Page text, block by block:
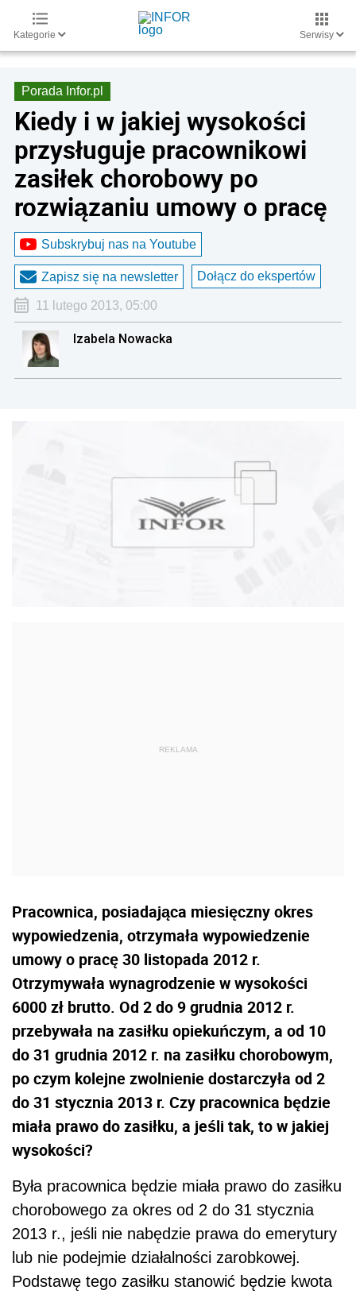
Kategorie Serwisy
Porada Infor.pl
Kiedy i w jakiej wysokości
przysługuje pracownikowi
zasiłek chorobowy po
rozwiązaniu umowy o pracę
Subskrybuj nas na Youtube
Zapisz się na newsletter Dołącz do ekspertów
11 lutego 2013, 05:00
Izabela Nowacka
Pracownica, posiadająca miesięczny okres
wypowiedzenia, otrzymała wypowiedzenie
umowy o pracę 30 listopada 2012 r.
Otrzymywała wynagrodzenie w wysokości
6000 zł brutto. Od 2 do 9 grudnia 2012 r.
przebywała na zasiłku opiekuńczym, a od 10
do 31 grudnia 2012 r. na zasiłku chorobowym,
po czym kolejne zwolnienie dostarczyła od 2
do 31 stycznia 2013 r. Czy pracownica będzie
miała prawo do zasiłku, a jeśli tak, to w jakiej
wysokości?
Była pracownica będzie miała prawo do zasiłku
chorobowego za okres od 2 do 31 stycznia
2013 r., jeśli nie nabędzie prawa do emerytury
lub nie podejmie działalności zarobkowej.
Podstawę tego zasiłku stanowić będzie kwota